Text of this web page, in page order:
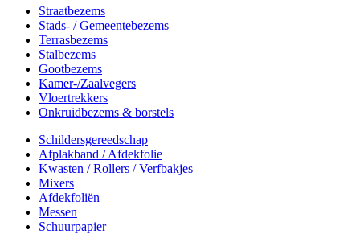
Straatbezems
Stads- / Gemeentebezems
Terrasbezems
Stalbezems
Gootbezems
Kamer-/Zaalvegers
Vloertrekkers
Onkruidbezems & borstels
Schildersgereedschap
Afplakband / Afdekfolie
Kwasten / Rollers / Verfbakjes
Mixers
Afdekfoliën
Messen
Schuurpapier